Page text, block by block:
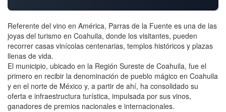
Referente del vino en América, Parras de la Fuente es una de las
joyas del turismo en Coahuila, donde los visitantes, pueden
recorrer casas vinícolas centenarias, templos históricos y plazas
llenas de vida.
El municipio, ubicado en la Región Sureste de Coahuila, fue el
primero en recibir la denominación de pueblo mágico en Coahuila
y en el norte de México y, a partir de ahí, ha consolidado su
oferta e infraestructura turística, impulsada por sus vinos,
ganadores de premios nacionales e internacionales.